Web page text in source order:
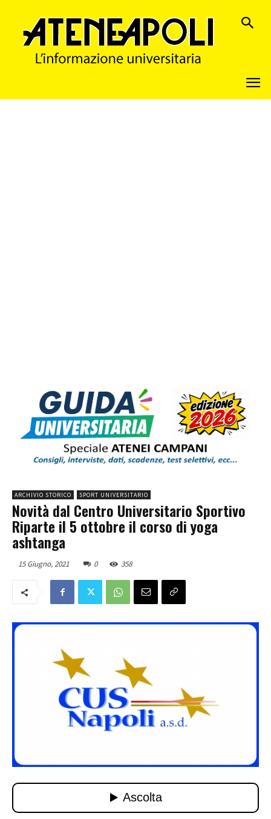
ARCHIVIO STORICO SPORT UNIVERSITARIO
Novità dal Centro Universitario Sportivo
Riparte il 5 ottobre il corso di yoga
ashtanga
15 Giugno, 2021 0 358